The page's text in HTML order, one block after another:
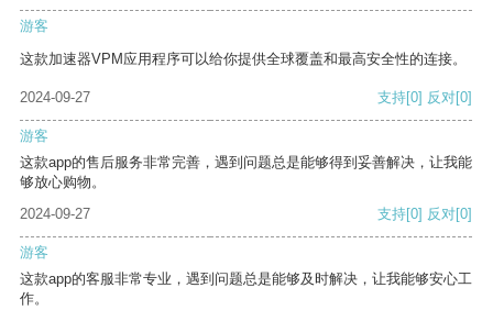
游客
这款加速器VPM应用程序可以给你提供全球覆盖和最高安全性的连接。
2024-09-27 支持[0] 反对[0]
游客
这款app的售后服务非常完善，遇到问题总是能够得到妥善解决，让我能
够放心购物。
2024-09-27
支持[0] 反对[0]
游客
这款app的客服非常专业，遇到问题总是能够及时解决，让我能够安心工
作。